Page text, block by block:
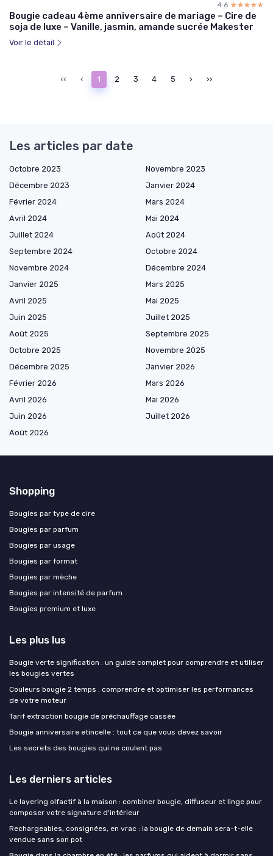
4.6 ☆☆☆☆☆
★★★★★
Bougie cadeau 4ème anniversaire de mariage – Cire de
soja de luxe – Vanille, jasmin, amande sucrée Makester
Voir le détail
‹‹ ‹ 1 2 3 4 5 › ››
Les articles par date
Octobre 2023
Novembre 2023
Décembre 2023
Janvier 2024
Février 2024
Mars 2024
Avril 2024
Mai 2024
Juillet 2024
Août 2024
Septembre 2024
Octobre 2024
Novembre 2024
Décembre 2024
Janvier 2025
Mars 2025
Avril 2025
Mai 2025
Juin 2025
Juillet 2025
Août 2025
Septembre 2025
Octobre 2025
Novembre 2025
Décembre 2025
Janvier 2026
Février 2026
Mars 2026
Avril 2026
Mai 2026
Juin 2026
Juillet 2026
Août 2026
Shopping
Bougies par type de cire
Bougies par parfum
Bougies par usage
Bougies par format
Bougies par mèche
Bougies par intensité de parfum
Bougies premium et luxe
Les plus lus
Bougie verte signification : un guide complet pour comprendre et utiliser
les bougies vertes
Couleurs bougie 2 temps : comprendre et optimiser les performances
de votre moteur
Tarif extraction bougie de préchauffage cassée
Bougie anniversaire etincelle : tout ce que vous devez savoir
Les secrets des bougies qui ne coulent pas
Les derniers articles
Le layering olfactif à la maison : combiner bougie, diffuseur et linge pour
composer votre signature d'intérieur
Rechargeables, consignées, en vrac : la bougie de demain sera-t-elle
vendue sans son pot